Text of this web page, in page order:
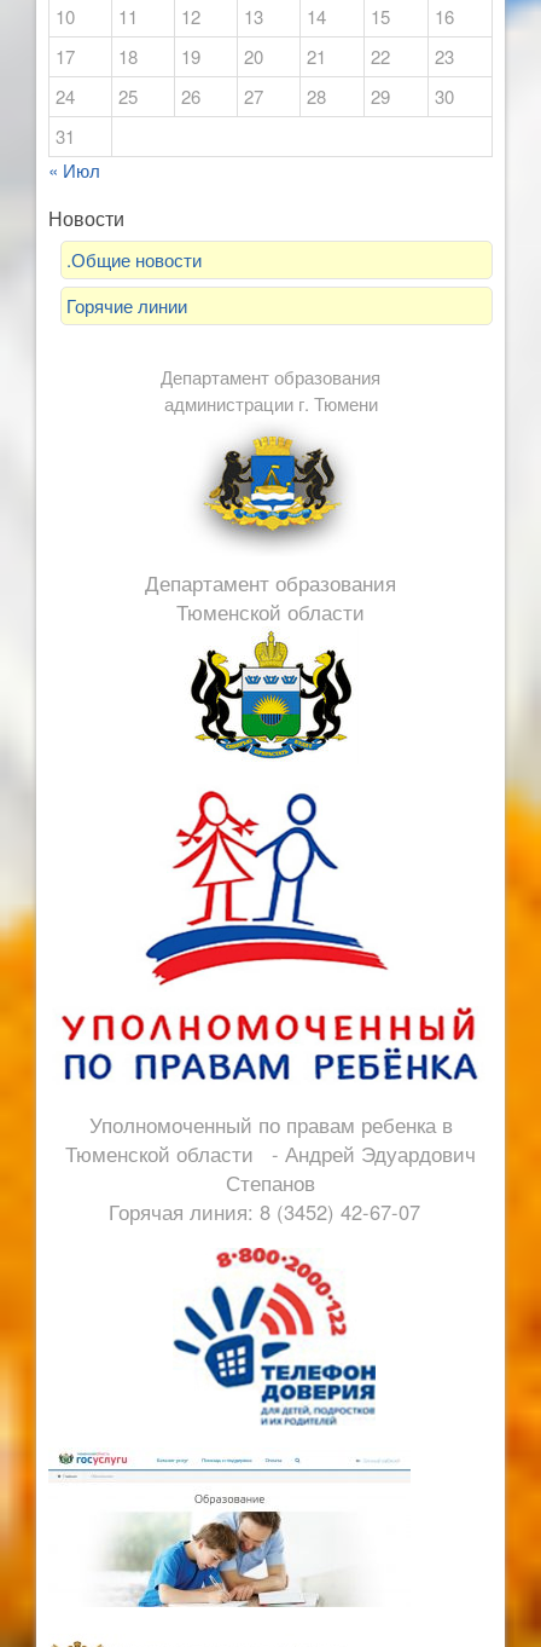
10
11 12 13 14 15
16
17
18 19 20 21 22
23
24
25 26 27 28 29
30
31
« Июл
Новости
.Общие новости
Горячие линии
Департамент образования
администрации г. Тюмени
Департамент образования
Тюменской области
Уполномоченный по правам ребенка в
Тюменской области - Андрей Эдуардович
Степанов
Горячая линия: 8 (3452) 42-67-07